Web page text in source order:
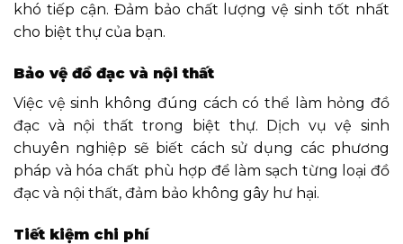
khó tiếp cận. Đảm bảo chất lượng vệ sinh tốt nhất
cho biệt thự của bạn.
Bảo vệ đồ đạc và nội thất
Việc vệ sinh không đúng cách có thể làm hỏng đồ
đạc và nội thất trong biệt thự. Dịch vụ vệ sinh
chuyên nghiệp sẽ biết cách sử dụng các phương
pháp và hóa chất phù hợp để làm sạch từng loại đồ
đạc và nội thất, đảm bảo không gây hư hại.
Tiết kiệm chi phí